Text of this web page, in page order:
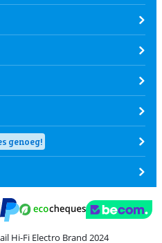
genoeg!
via ClickToPay
Betalen met PayPal
Hi-Fi Electro Brand 2024